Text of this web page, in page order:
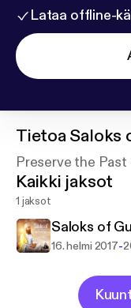
Lataa offline-
Tietoa Saloks
Preserve the
Kaikki jaksot
1 jaksot
Saloks of
16. helmi 2017-